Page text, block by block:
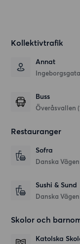
Kollektivtrafik
Annat
Buss
Överåsvallen
Restauranger
Sofra
Danska Vägen
Sushi & Sund
Danska Vägen
Skolor och
Katolska